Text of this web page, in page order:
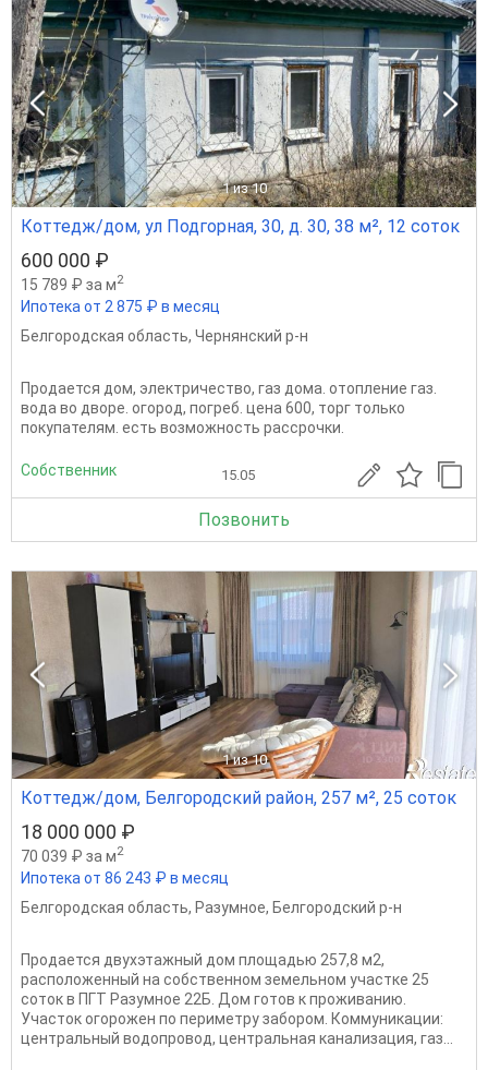
1 из 10
Коттедж/дом, ул Подгорная, 30, д. 30, 38 м², 12 соток
600 000 ₽
15 789 ₽ за м2
Ипотека от 2 875 ₽ в месяц
Белгородская область, Чернянский р-н
Продается дом, электричество, газ дома. отопление газ.
вода во дворе. огород, погреб. цена 600, торг только
покупателям. есть возможность рассрочки.
Собственник 15.05
Позвонить
1 из 10
Коттедж/дом, Белгородский район, 257 м², 25 соток
18 000 000 ₽
70 039 ₽ за м2
Ипотека от 86 243 ₽ в месяц
Белгородская область, Разумное, Белгородский р-н
Продается двухэтажный дом площадью 257,8 м2,
расположенный на собственном земельном участке 25
соток в ПГТ Разумное 22Б. Дом готов к проживанию.
Участок огорожен по периметру забором. Коммуникации:
центральный водопровод, центральная канализация, газ...